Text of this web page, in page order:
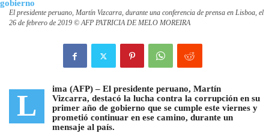
El presidente peruano, Martín Vizcarra, durante una conferencia de prensa en Lisboa, el
26 de febrero de 2019 © AFP PATRICIA DE MELO MOREIRA
L ima (AFP) – El presidente peruano, Martín
Vizcarra, destacó la lucha contra la corrupción en su
primer año de gobierno que se cumple este viernes y
prometió continuar en ese camino, durante un
mensaje al país.